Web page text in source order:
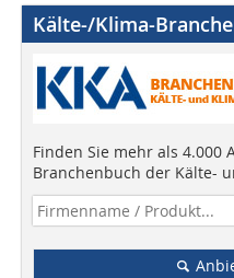
Kälte-/Klima-
Finden Sie mehr als 4.000
Branchenbuch der Kälte-